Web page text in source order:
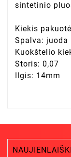
sintetinio
Kiekis
Spalva: juoda
Kuokštelio
Storis: 0,07
Ilgis: 14mm